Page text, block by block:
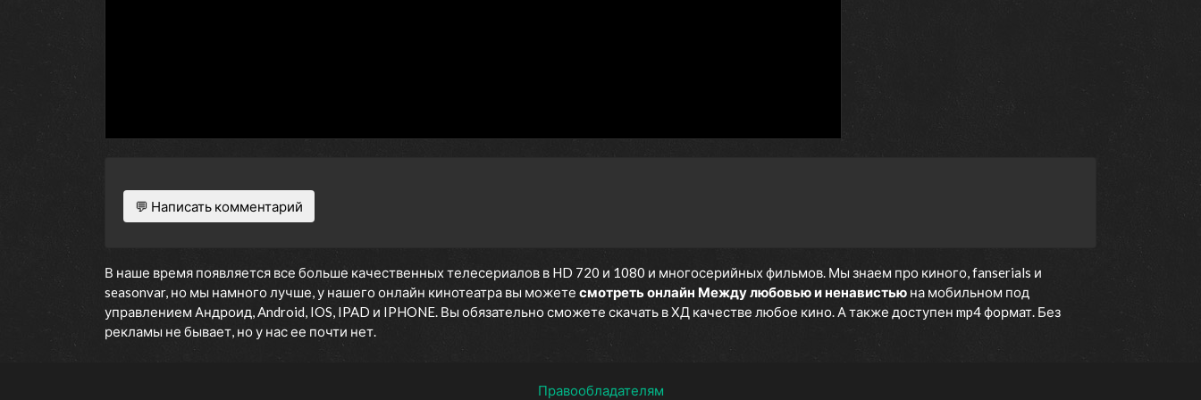
💬 Написать комментарий
В наше время появляется все больше качественных телесериалов в HD 720 и 1080 и многосерийных фильмов. Мы знаем про киного, fanserials и
seasonvar, но мы намного лучше, у нашего онлайн кинотеатра вы можете смотреть онлайн Между любовью и ненавистью на мобильном под
управлением Андроид, Android, IOS, IPAD и IPHONE. Вы обязательно сможете скачать в ХД качестве любое кино. А также доступен mp4 формат. Без
рекламы не бывает, но у нас ее почти нет.
Правообладателям